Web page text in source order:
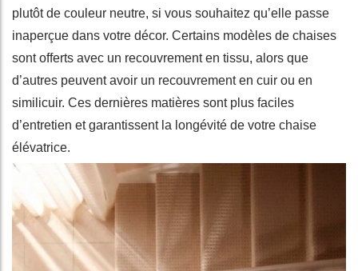
plutôt de couleur neutre, si vous souhaitez qu’elle passe
inaperçue dans votre décor. Certains modèles de chaises
sont offerts avec un recouvrement en tissu, alors que
d’autres peuvent avoir un recouvrement en cuir ou en
similicuir. Ces dernières matières sont plus faciles
d’entretien et garantissent la longévité de votre chaise
élévatrice.